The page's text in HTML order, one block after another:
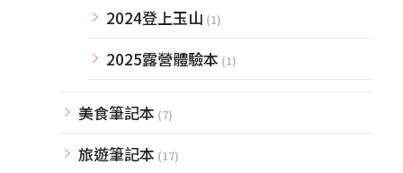
2024登上玉山 (1)
2025露營體驗本 (1)
美食筆記本 (7)
旅遊筆記本 (17)